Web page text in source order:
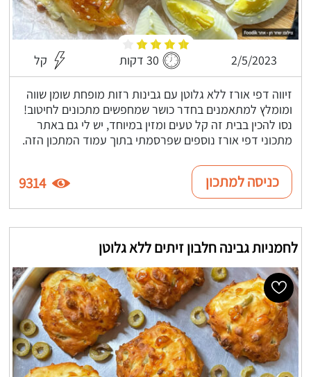
2/5/2023 30 דקות קל
זיווה דפי אורז ללא גלוטן עם גבינות רזות מופחת שומן שווה
ומומלץ למתאמנים בחדר כושר שמחפשים מתכונים לחיטוב!
נסו להכין בבית זה קל טעים ומזין במיוחד, יש לי גם באתר
מתכוני דפי אורז נוספים שפרסמתי בתוך עמוד המתכון הזה.
כניסה למתכון 9314
לחמניות גבינה חלבון זיתים ללא גלוטן